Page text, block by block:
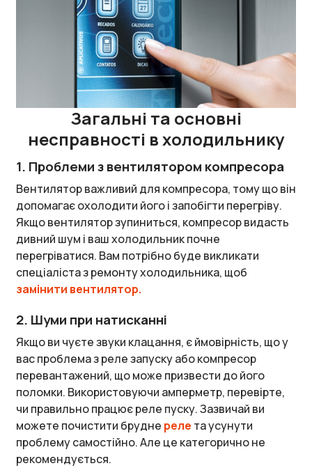
Загальні та основні
несправності в холодильнику
1. Проблеми з вентилятором компресора
Вентилятор важливий для компресора, тому що він
допомагає охолодити його і запобігти перегріву.
Якщо вентилятор зупиниться, компресор видасть
дивний шум і ваш холодильник почне
перегріватися. Вам потрібно буде викликати
спеціаліста з ремонту холодильника, щоб
замінити вентилятор.
2. Шуми при натисканні
Якщо ви чуєте звуки клацання, є ймовірність, що у
вас проблема з реле запуску або компресор
перевантажений, що може призвести до його
поломки. Використовуючи амперметр, перевірте,
чи правильно працює реле пуску. Зазвичай ви
можете почистити брудне реле та усунути
проблему самостійно. Але це категорично не
рекомендується.